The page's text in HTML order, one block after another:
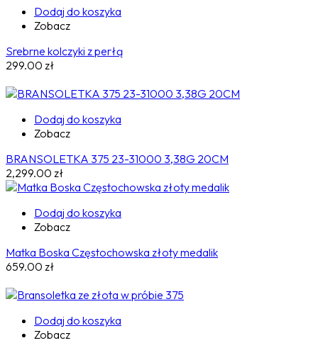
Dodaj do koszyka
Zobacz
Srebrne kolczyki z perłą
299.00 zł
Dodaj do koszyka
Zobacz
BRANSOLETKA 375 23-31000 3,38G 20CM
2,299.00 zł
Dodaj do koszyka
Zobacz
Matka Boska Częstochowska złoty medalik
659.00 zł
Dodaj do koszyka
Zobacz